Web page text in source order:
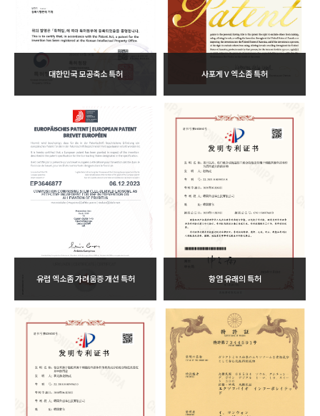
대한민국 모공축소 특허 사포게 V 엑소좀 특허
유럽 엑소좀 가려움증 개선 특허 항염 유래의 특허